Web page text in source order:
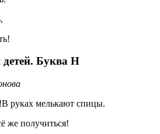
детей. Буква Н
руках мелькают спицы.
же получиться!